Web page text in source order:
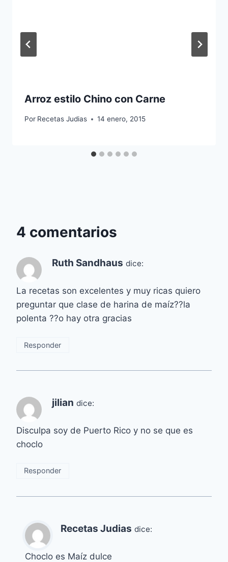
Arroz estilo Chino con Carne
Por Recetas Judias 14 enero, 2015
4 comentarios
Ruth Sandhaus dice:
La recetas son excelentes y muy ricas quiero
preguntar que clase de harina de maíz??la
polenta ??o hay otra gracias
Responder
jilian dice:
Disculpa soy de Puerto Rico y no se que es
choclo
Responder
Recetas Judias dice:
Choclo es Maíz dulce